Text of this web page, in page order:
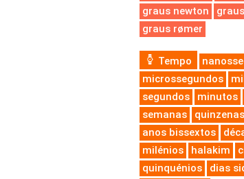
graus newton
graus rømer
Tempo
microssegundos
segundos
minutos
semanas
quinzenas
anos bissextos
milénios
halakim
quinquénios
dias